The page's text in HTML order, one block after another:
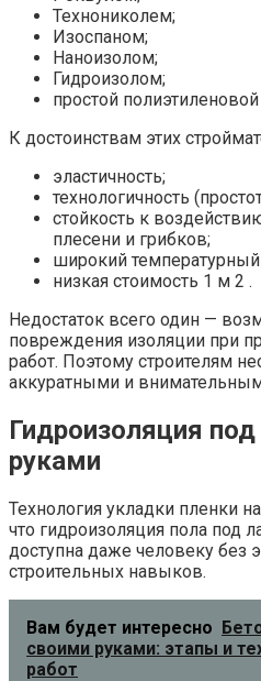
Технониколем;
Изоспаном;
Наноизолом;
Гидроизолом;
простой
К достоинствам этих
эластичность;
технологичность
стойкость к
плесени и грибков;
широкий температурный
низкая стоимость 1 м 2 .
Недостаток всего один —
повреждения изоляции при
работ. Поэтому строителям
аккуратными и
Гидроизоляция
руками
Технология укладки пленки
что гидроизоляция пола под
доступна даже человеку без
строительных навыков.
Вам будет интересно
своими руками: этапы и
работ